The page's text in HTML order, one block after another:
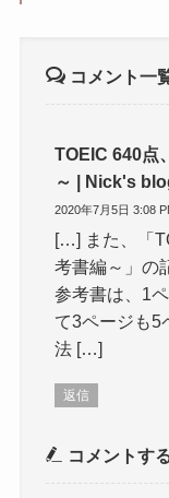
コメント一
TOEIC 640点
～ | Nick's
2020年7月5日 3:08
[…] また、「
考書編～」の
参考書は、1
て3ページも5
法 […]
返信
コメントす